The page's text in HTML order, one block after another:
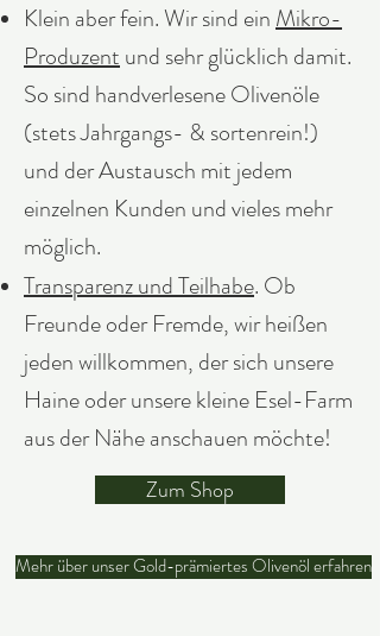
Klein aber fein. Wir sind einMikro-
Produzentund sehr glücklich damit.
So sind handverlesene Olivenöle
(stets Jahrgangs- & sortenrein!)
und der Austausch mit jedem
einzelnen Kunden und vieles mehr
möglich.
Transparenz und Teilhabe. Ob
Freunde oder Fremde, wir heißen
jeden willkommen, der sich unsere
Haine oder unsere kleine Esel-Farm
aus der Nähe anschauen möchte!
Zum Shop
Mehr über unser Gold-prämiertes Olivenöl erfahren